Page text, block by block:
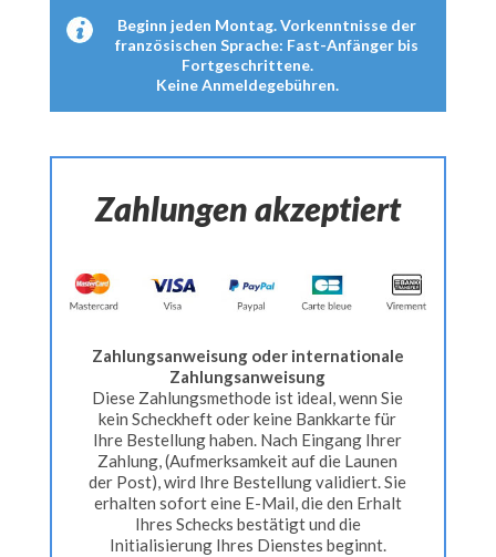
Beginn jeden Montag. Vorkenntnisse der
französischen Sprache: Fast-Anfänger bis
Fortgeschrittene.
Keine Anmeldegebühren.
Zahlungen akzeptiert
Zahlungsanweisung oder internationale
Zahlungsanweisung
Diese Zahlungsmethode ist ideal, wenn Sie
kein Scheckheft oder keine Bankkarte für
Ihre Bestellung haben. Nach Eingang Ihrer
Zahlung, (Aufmerksamkeit auf die Launen
der Post), wird Ihre Bestellung validiert. Sie
erhalten sofort eine E-Mail, die den Erhalt
Ihres Schecks bestätigt und die
Initialisierung Ihres Dienstes beginnt.